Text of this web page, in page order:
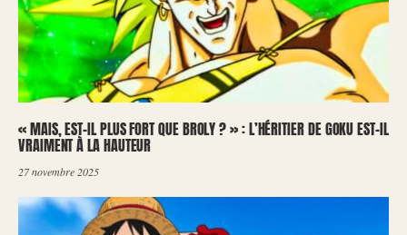
« MAIS, EST-IL PLUS FORT QUE BROLY ? » : L’HÉRITIER DE GOKU EST-IL
VRAIMENT À LA HAUTEUR
27 novembre 2025